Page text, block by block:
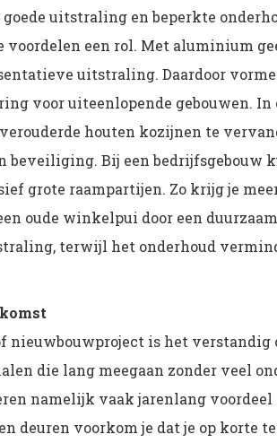
uitstraling en beperkte
voordelen een rol. Met aluminium
uitstraling. Daardoor
voor uiteenlopende gebouwen.
houten kozijnen te
beveiliging. Bij een bedrijfsgebouw
grote raampartijen. Zo krijg je
oude winkelpui door een
terwijl het onderhoud
nieuwbouwproject is het verstandig
die lang meegaan zonder veel
namelijk vaak jarenlang voordeel
deuren voorkom je dat je op korte